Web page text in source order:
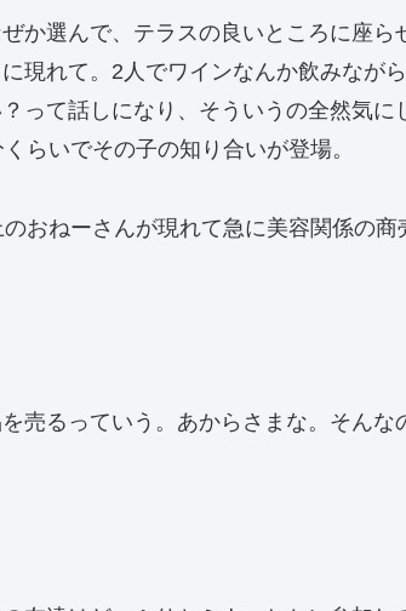
か選んで、テラスの良いところに座ら
現れて。2人でワインなんか飲みなが
って話しになり、そういうの全然気に
らいでその子の知り合いが登場。
おねーさんが現れて急に美容関係の
売るっていう。あからさまな。そんな